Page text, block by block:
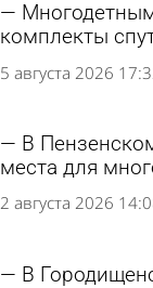
комплекты
5 августа 2026
В
места для
2 августа 2026
В